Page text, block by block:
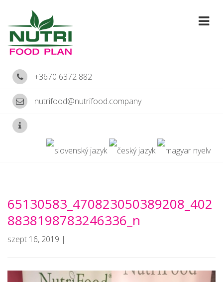
+3670 6372 882
nutrifood@nutrifood.company
65130583_470823050389208_402
8838198783246336_n
szept 16, 2019 |